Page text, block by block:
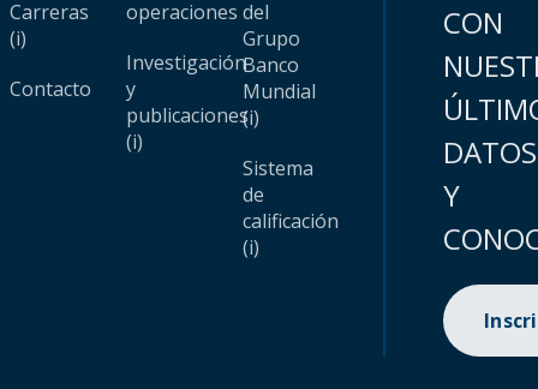
Carreras
(i)
Contacto
operaciones
Investigación
y
publicaciones
(i)
del
Grupo
Banco
Mundial
(i)
Sistema
de
calificación
(i)
CON
DATOS
Y